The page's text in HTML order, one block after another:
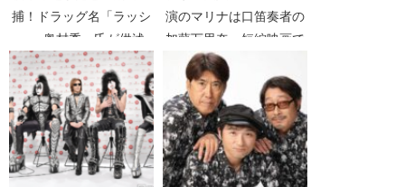
捕！ドラッグ名「ラッシ
ュ」奥村秀一氏が供述
「マッキーのもの」【や
められない違法薬物】
演のマリナは口笛奏者の
加藤万里奈。短編映画で
主演も